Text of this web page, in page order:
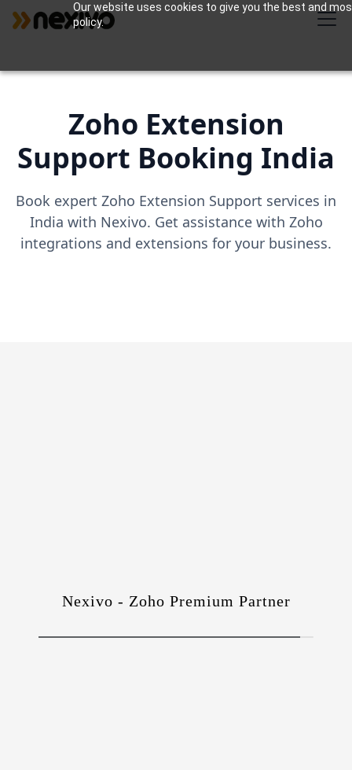
Our website uses cookies to give you the best and
policy.
Zoho Extension
Support Booking India
Book expert Zoho Extension Support services in
India with Nexivo. Get assistance with Zoho
integrations and extensions for your business.